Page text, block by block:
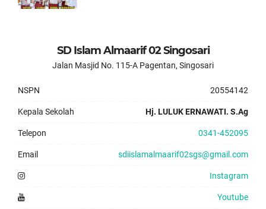
SD Islam Almaarif 02 Singosari
Jalan Masjid No. 115-A Pagentan, Singosari
NSPN 20554142
Kepala Sekolah Hj. LULUK ERNAWATI. S.Ag
Telepon 0341-452095
Email sdiislamalmaarif02sgs@gmail.com
Instagram
Youtube